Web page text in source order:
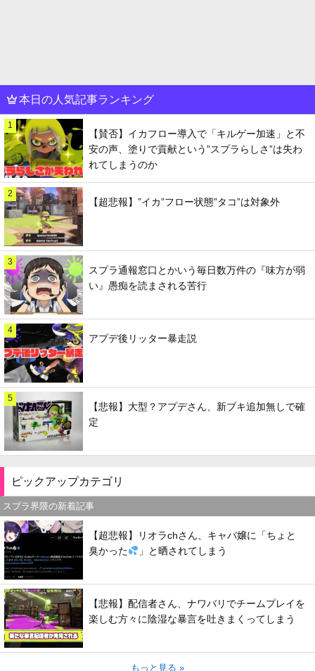
本日の人気記事ランキング
1
【賛否】イカフロー導入で「キルゲー加速」と不
安の声、塗りで貢献という”スプラらしさ”は失わ
れてしまうのか
2
【超悲報】”イカ”フロー状態”タコ”は対象外
3
スプラ通報窓口とかいう毎日数万件の『味方が弱
い』愚痴を読まされる苦行
4
アプデ後リッター暴走説
5
【悲報】大型？アプデさん、新ブキ追加無しで確
定
ピックアップカテゴリ
スプラ界隈の新着記事
【超悲報】リオラchさん、キャバ嬢に「ちょと
臭かった
」と晒されてしまう
【悲報】配信者さん、ナワバリでチームプレイを
楽しむ方々に陰湿な暴言を吐きまくってしまう
もっと見る »